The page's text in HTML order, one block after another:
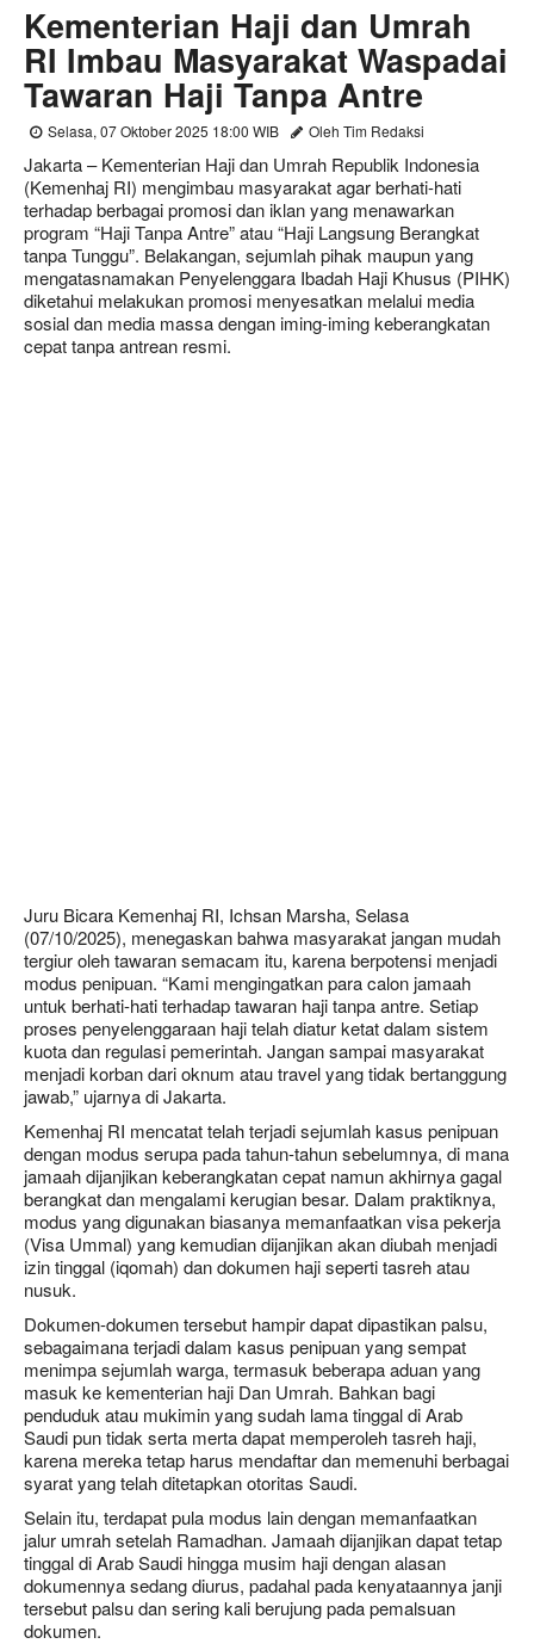
Kementerian Haji dan Umrah
RI Imbau Masyarakat Waspadai
Tawaran Haji Tanpa Antre
Selasa, 07 Oktober 2025 18:00 WIB Oleh Tim Redaksi
Jakarta – Kementerian Haji dan Umrah Republik Indonesia
(Kemenhaj RI) mengimbau masyarakat agar berhati-hati
terhadap berbagai promosi dan iklan yang menawarkan
program “Haji Tanpa Antre” atau “Haji Langsung Berangkat
tanpa Tunggu”. Belakangan, sejumlah pihak maupun yang
mengatasnamakan Penyelenggara Ibadah Haji Khusus (PIHK)
diketahui melakukan promosi menyesatkan melalui media
sosial dan media massa dengan iming-iming keberangkatan
cepat tanpa antrean resmi.
Juru Bicara Kemenhaj RI, Ichsan Marsha, Selasa
(07/10/2025), menegaskan bahwa masyarakat jangan mudah
tergiur oleh tawaran semacam itu, karena berpotensi menjadi
modus penipuan. “Kami mengingatkan para calon jamaah
untuk berhati-hati terhadap tawaran haji tanpa antre. Setiap
proses penyelenggaraan haji telah diatur ketat dalam sistem
kuota dan regulasi pemerintah. Jangan sampai masyarakat
menjadi korban dari oknum atau travel yang tidak bertanggung
jawab,” ujarnya di Jakarta.
Kemenhaj RI mencatat telah terjadi sejumlah kasus penipuan
dengan modus serupa pada tahun-tahun sebelumnya, di mana
jamaah dijanjikan keberangkatan cepat namun akhirnya gagal
berangkat dan mengalami kerugian besar. Dalam praktiknya,
modus yang digunakan biasanya memanfaatkan visa pekerja
(Visa Ummal) yang kemudian dijanjikan akan diubah menjadi
izin tinggal (iqomah) dan dokumen haji seperti tasreh atau
nusuk.
Dokumen-dokumen tersebut hampir dapat dipastikan palsu,
sebagaimana terjadi dalam kasus penipuan yang sempat
menimpa sejumlah warga, termasuk beberapa aduan yang
masuk ke kementerian haji Dan Umrah. Bahkan bagi
penduduk atau mukimin yang sudah lama tinggal di Arab
Saudi pun tidak serta merta dapat memperoleh tasreh haji,
karena mereka tetap harus mendaftar dan memenuhi berbagai
syarat yang telah ditetapkan otoritas Saudi.
Selain itu, terdapat pula modus lain dengan memanfaatkan
jalur umrah setelah Ramadhan. Jamaah dijanjikan dapat tetap
tinggal di Arab Saudi hingga musim haji dengan alasan
dokumennya sedang diurus, padahal pada kenyataannya janji
tersebut palsu dan sering kali berujung pada pemalsuan
dokumen.